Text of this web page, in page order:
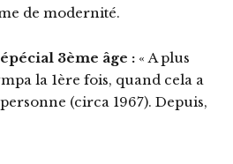
de modernité.
3ème âge : « A plus
la 1ère fois, quand cela a
(circa 1967). Depuis,